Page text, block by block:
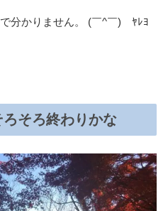
分かりません。 (￣^￣)ゞﾔﾚﾖ
そろ終わりかな